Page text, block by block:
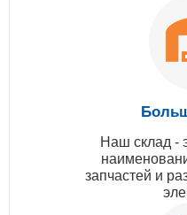
Наш склад -
запчастей и